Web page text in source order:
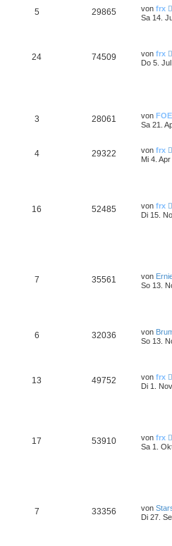
5 29865 von frx
Sa 14.
24 74509 von frx
Do 5.
3 28061 von FOE
Sa 21.
4 29322 von frx
Mi 4.
16 52485 von frx
Di 15.
7 35561 von
So 13.
6 32036 von
So 13.
13 49752 von frx
Di 1.
17 53910 von frx
Sa 1.
7 33356 von
Di 27.